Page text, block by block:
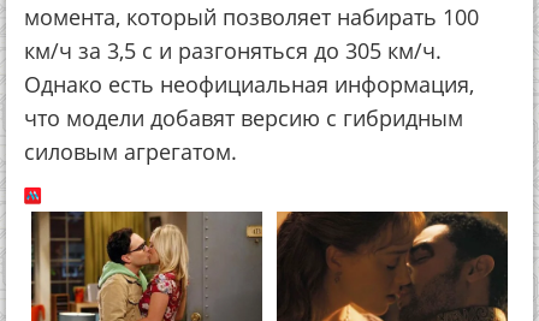
момента, который позволяет набирать 100
км/ч за 3,5 с и разгоняться до 305 км/ч.
Однако есть неофициальная информация,
что модели добавят версию с гибридным
силовым агрегатом.